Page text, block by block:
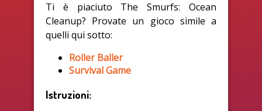
Ti è piaciuto The Smurfs: Ocean
Cleanup? Provate un gioco simile a
quelli qui sotto:
Roller Baller
Survival Game
Istruzioni: